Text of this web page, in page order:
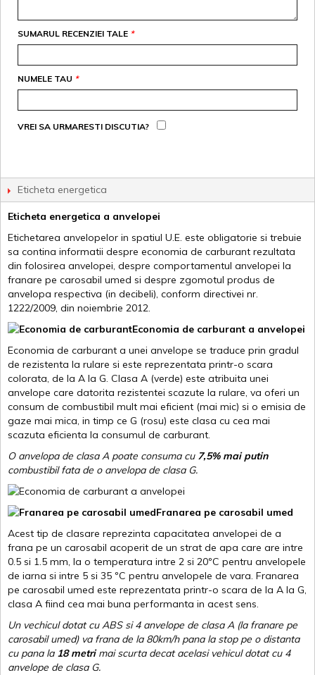
*
SUMARUL RECENZIEI TALE
*
NUMELE TAU
VREI SA URMARESTI DISCUTIA?
Eticheta energetica
Eticheta energetica a anvelopei
Etichetarea anvelopelor in spatiul U.E. este obligatorie si trebuie
sa contina informatii despre economia de carburant rezultata
din folosirea anvelopei, despre comportamentul anvelopei la
franare pe carosabil umed si despre zgomotul produs de
anvelopa respectiva (in decibeli), conform directivei nr.
1222/2009, din noiembrie 2012.
Economia de carburant a anvelopei
Economia de carburant a unei anvelope se traduce prin gradul
de rezistenta la rulare si este reprezentata printr-o scara
colorata, de la A la G. Clasa A (verde) este atribuita unei
anvelope care datorita rezistentei scazute la rulare, va oferi un
consum de combustibil mult mai eficient (mai mic) si o emisia de
gaze mai mica, in timp ce G (rosu) este clasa cu cea mai
scazuta eficienta la consumul de carburant.
O anvelopa de clasa A poate consuma cu 7,5% mai putin
combustibil fata de o anvelopa de clasa G.
Franarea pe carosabil umed
Acest tip de clasare reprezinta capacitatea anvelopei de a
frana pe un carosabil acoperit de un strat de apa care are intre
0.5 si 1.5 mm, la o temperatura intre 2 si 20ºC pentru anvelopele
de iarna si intre 5 si 35 ºC pentru anvelopele de vara. Franarea
pe carosabil umed este reprezentata printr-o scara de la A la G,
clasa A fiind cea mai buna performanta in acest sens.
Un vechicul dotat cu ABS si 4 anvelope de clasa A (la franare pe
carosabil umed) va frana de la 80km/h pana la stop pe o distanta
cu pana la 18 metrimai scurta decat acelasi vehicul dotat cu 4
anvelope de clasa G.